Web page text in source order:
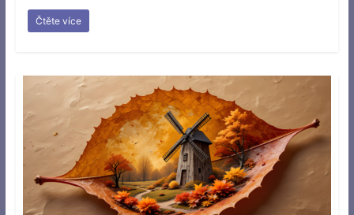
Čtěte více